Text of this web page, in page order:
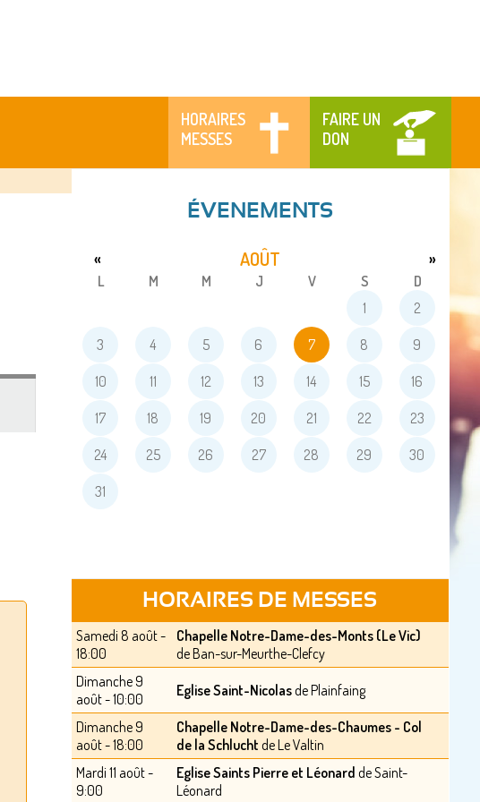
HORAIRES
MESSES
FAIRE UN
DON
ÉVENEMENTS
AOÛT
« »
L M M J V S
D
1
2
3 4 5 6 7 8 9
10 11 12 13 14 15 16
17 18 19 20 21 22 23
24 25 26 27 28 29 30
31
HORAIRES DE MESSES
Samedi 8 août -
18:00
Chapelle Notre-Dame-des-Monts (Le Vic)
de Ban-sur-Meurthe-Clefcy
Dimanche 9
août - 10:00
Eglise Saint-Nicolasde Plainfaing
Dimanche 9
août - 18:00
Chapelle Notre-Dame-des-Chaumes - Col
de la Schlucht de Le Valtin
Mardi 11 août -
9:00
Eglise Saints Pierre et Léonard de Saint-
Léonard